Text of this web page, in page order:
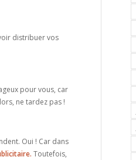
distribuer vos
pour vous, car
ne tardez pas !
Oui ! Car dans
Toutefois,